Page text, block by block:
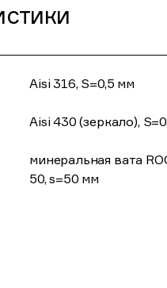
Aisi 316, S=0,5 мм
Aisi 430 (зеркало),
минеральная вата
50, s=50 мм